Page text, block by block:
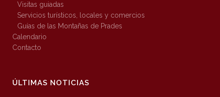
Visitas guiadas
Servicios turísticos, locales y comercios
Guías de las Montañas de Prades
Calendario
Contacto
ÚLTIMAS NOTICIAS